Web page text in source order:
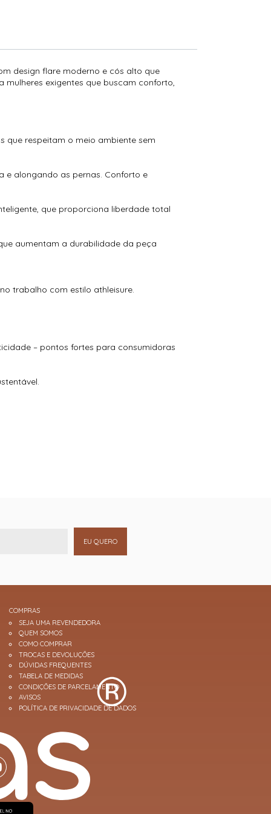
design flare moderno e cós alto que
exigentes que buscam conforto,
que respeitam o meio ambiente sem
alongando as pernas. Conforto e
que proporciona liberdade total
aumentam a durabilidade da peça
trabalho com estilo athleisure.
– pontos fortes para consumidoras
EU QUERO
COMPRAS
SEJA UMA REVENDEDORA
QUEM SOMOS
COMO COMPRAR
TROCAS E DEVOLUÇÕES
DÚVIDAS FREQUENTES
TABELA DE MEDIDAS
CONDIÇÕES DE PARCELAMENTO
AVISOS
POLÍTICA DE PRIVACIDADE DE DADOS